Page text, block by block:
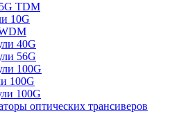
TDM
10G
40G
56G
100G
100G
100G
оптических трансиверов